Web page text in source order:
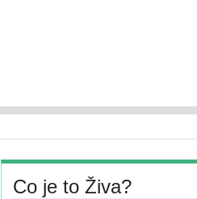
Co je to Živa?